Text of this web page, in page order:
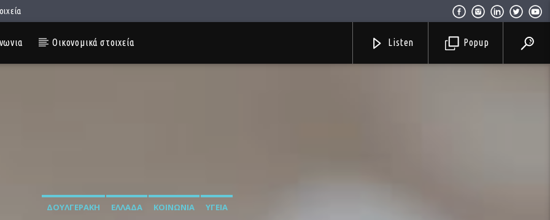
Οικονομικά στοιχεία Popup
Listen
ΔΟΥΛΓΕΡΆΚΗ ΕΛΛΆΔΑ ΚΟΙΝΩΝΊΑ ΥΓΕΊΑ